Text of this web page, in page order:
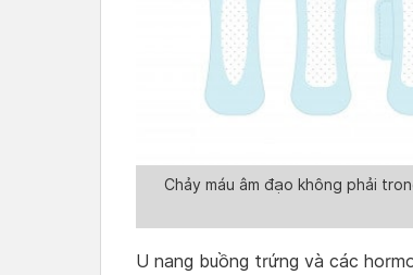
Chảy máu âm đạo không phải
U nang buồng trứng và các